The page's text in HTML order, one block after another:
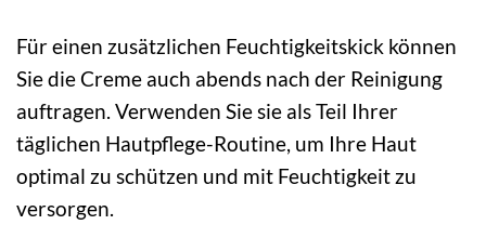
Für einen zusätzlichen Feuchtigkeitskick können
Sie die Creme auch abends nach der Reinigung
auftragen. Verwenden Sie sie als Teil Ihrer
täglichen Hautpflege-Routine, um Ihre Haut
optimal zu schützen und mit Feuchtigkeit zu
versorgen.